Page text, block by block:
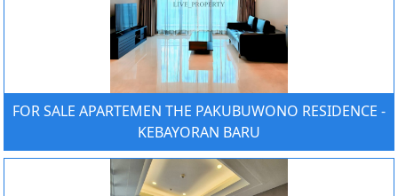
FOR SALE APARTEMEN THE PAKUBUWONO RESIDENCE -
KEBAYORAN BARU